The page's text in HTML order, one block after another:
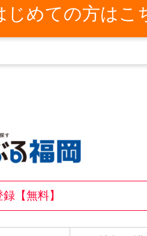
じめての方はこ
【無料】